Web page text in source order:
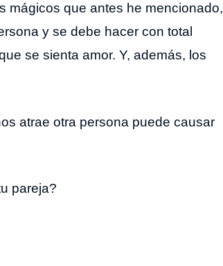
mágicos que antes he mencionado,
y se debe hacer con total
se sienta amor. Y, además, los
atrae otra persona puede causar
pareja?